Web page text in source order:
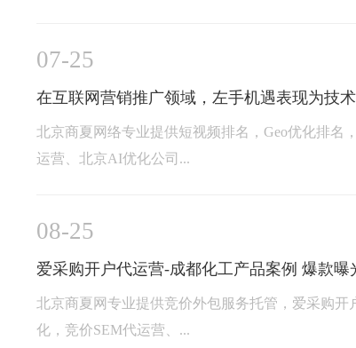
07-25
在互联网营销推广领域，左手机遇表现为技
北京商夏网络专业提供短视频排名，Geo优化排名
运营、北京AI优化公司...
08-25
爱采购开户代运营-成都化工产品案例 爆款曝
北京商夏网专业提供竞价外包服务托管，爱采购
化，竞价SEM代运营、...